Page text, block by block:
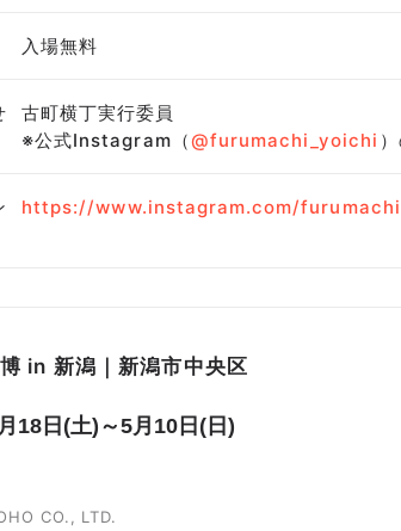
入場無料
古町横丁実行委員
※公式Instagram（@furumachi_yoichi
https://www.instagram.com/
in 新潟｜新潟市中央区
18日(土)～5月10日(日)
CO., LTD.